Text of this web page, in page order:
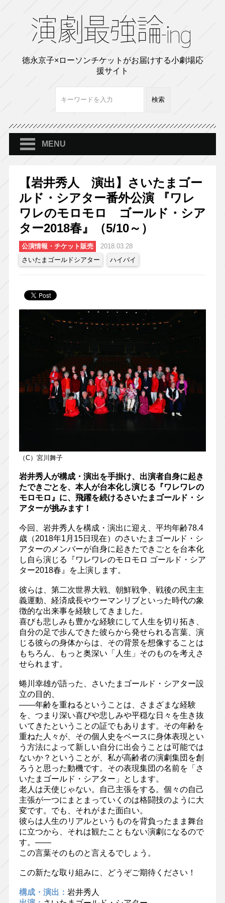
徳永京子×ローソンチケットがお届けする小劇場応
援サイト
MENU
【岩井秀人 演出】さいたまゴー
ルド・シアター番外公演 『ワレ
ワレのモロモロ ゴールド・シア
ター2018春』（5/10～）
公演情報・チケット販売
2018.03.28
さいたまゴールドシアター
ハイバイ
（C）宮川舞子
岩井秀人が構成・演出を手掛け、出演者自身に起き
たできごとを、本人が台本化し演じる『ワレワレの
モロモロ』に、飛躍を続けるさいたまゴールド・シ
アターが挑みます！
今回、岩井秀人を構成・演出に迎え、平均年齢78.4
歳（2018年1月15日現在）のさいたまゴールド・シ
アターのメンバーが自身に起きたできごとを台本化
し自ら演じる『ワレワレのモロモロ ゴールド・シア
ター2018春』を上演します。
彼らは、第二次世界大戦、朝鮮戦争、戦後の民主主
義運動、経済成長やウーマンリブといった時代の象
徴的な出来事を経験してきました。
喜びも悲しみも豊かな経験にして人生を切り拓き、
自分の足で歩んできた彼らから発せられる言葉、演
じる彼らの身体からは、その背景を想像することは
もちろん、もっと奥深い「人生」そのものを考えさ
せられます。
蜷川幸雄が語った、さいたまゴールド・シアター設
立の目的、
――年齢を重ねるということは、さまざまな経験
を、つまり深い喜びや悲しみや平穏な日々を生き抜
いてきたということの証でもあります。その年齢を
重ねた人々が、その個人史をベースに身体表現とい
う方法によって新しい自分に出会うことは可能では
ないか？ということが、私が高齢者の演劇集団を創
ろうと思った動機です。その表現集団の名前を「さ
いたまゴールド・シアター」とします。
老人は天使じゃない。自己主張をする。個々の自己
主張が一つにまとまっていくのは格闘技のように大
変です。でも、それがまた面白い。
彼らは人生のリアルというものを背負ったまま舞台
に立つから、それは観たこともない演劇になるので
す。――
この言葉そのものと言えるでしょう。
この新たな取り組みに、どうぞご期待ください！
構成・演出： 岩井秀人